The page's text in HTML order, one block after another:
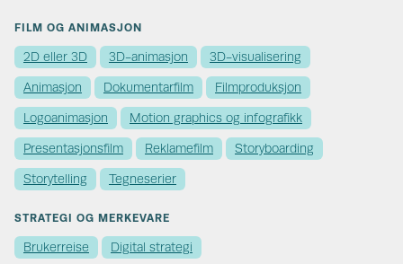
FILM OG ANIMASJON
2D eller 3D 3D-animasjon 3D-visualisering
Animasjon Dokumentarfilm Filmproduksjon
Logoanimasjon Motion graphics og infografikk
Presentasjonsfilm Reklamefilm Storyboarding
Storytelling Tegneserier
STRATEGI OG MERKEVARE
Brukerreise Digital strategi